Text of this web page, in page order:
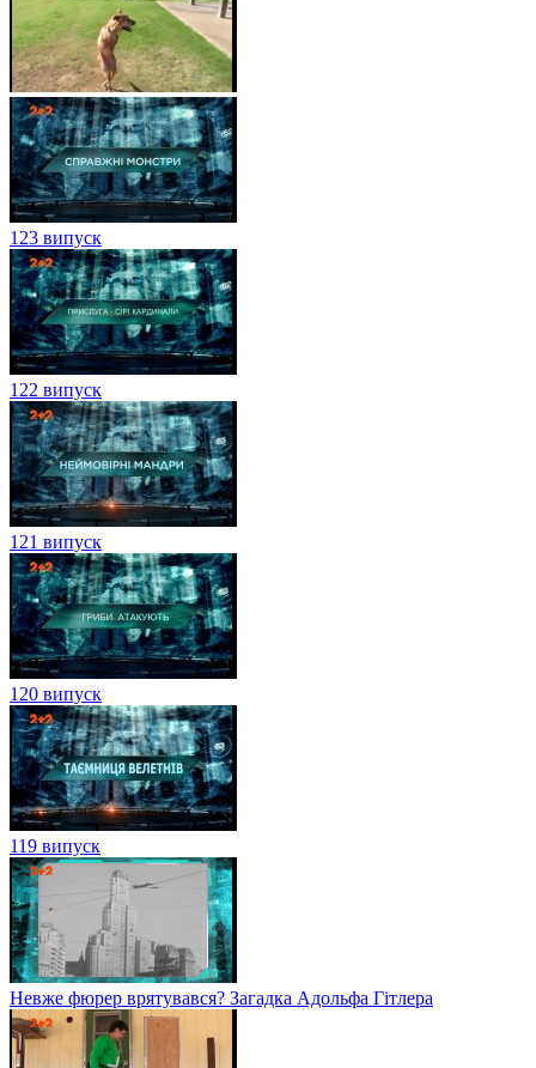
123 випуск
122 випуск
121 випуск
120 випуск
119 випуск
Невже фюрер врятувався? Загадка Адольфа Гітлера